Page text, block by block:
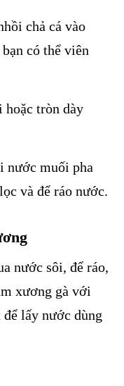
chả cá vào
có thể viên
hoặc tròn dày
nước muối pha
và để ráo nước.
nước sôi, để ráo,
xương gà với
lấy nước dùng